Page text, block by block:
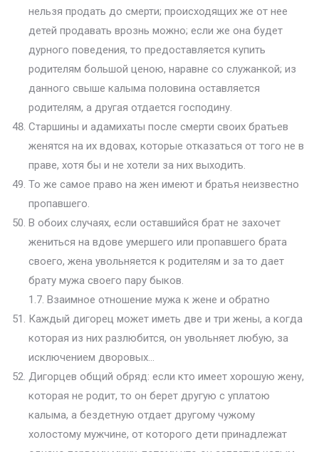
нельзя продать до смерти; происходящих же от нее
детей продавать врознь можно; если же она будет
дурного поведения, то предоставляется купить
родителям большой ценою, наравне со служанкой; из
данного свыше калыма половина оставляется
родителям, а другая отдается господину.
Старшины и адамихаты после смерти своих братьев
женятся на их вдовах, которые отказаться от того не в
праве, хотя бы и не хотели за них выходить.
То же самое право на жен имеют и братья неизвестно
пропавшего.
В обоих случаях, если оставшийся брат не захочет
жениться на вдове умершего или пропавшего брата
своего, жена увольняется к родителям и за то дает
брату мужа своего пару быков.
1.7. Взаимное отношение мужа к жене и обратно
Каждый дигорец может иметь две и три жены, а когда
которая из них разлюбится, он увольняет любую, за
исключением дворовых…
Дигорцев общий обряд: если кто имеет хорошую жену,
которая не родит, то он берет другую с уплатою
калыма, а бездетную отдает другому чужому
холостому мужчине, от которого дети принадлежат